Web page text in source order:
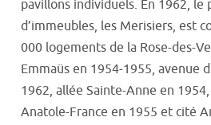
pavillons individuels. En 1962, le
d’immeubles, les Merisiers, est
000 logements de la Rose-des-
Emmaüs en 1954-1955, avenue
1962, allée Sainte-Anne en
Anatole-France en 1955 et cité